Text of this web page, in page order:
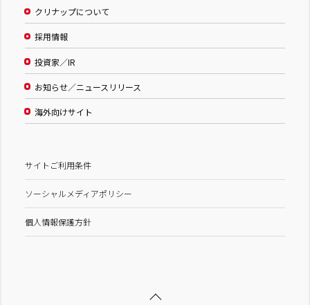
クリナップについて
採用情報
投資家／IR
お知らせ／ニュースリリース
海外向けサイト
サイトご利用条件
ソーシャルメディアポリシー
個人情報保護方針